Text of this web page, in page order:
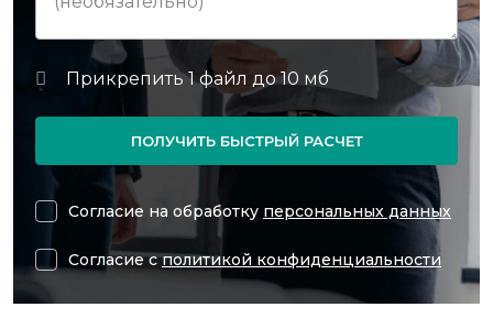
ПОЛУЧИТЬ БЫСТРЫЙ РАСЧЕТ
Согласие на обработку персональных данных
Согласие сполитикой конфиденциальности